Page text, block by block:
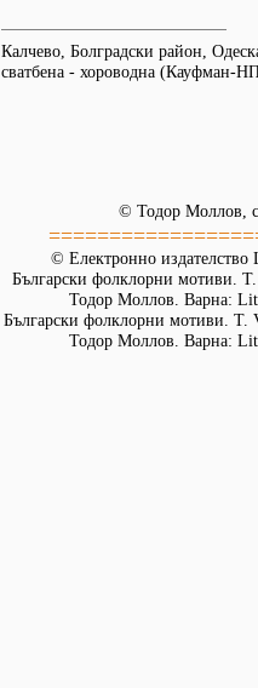
Калчево, Болградски район,
сватбена - хороводна
© Тодор Моллов,
© Електронно издателство
Български фолклорни мотиви.
Тодор Моллов. Варна:
Български фолклорни мотиви. Т.
Тодор Моллов. Варна: